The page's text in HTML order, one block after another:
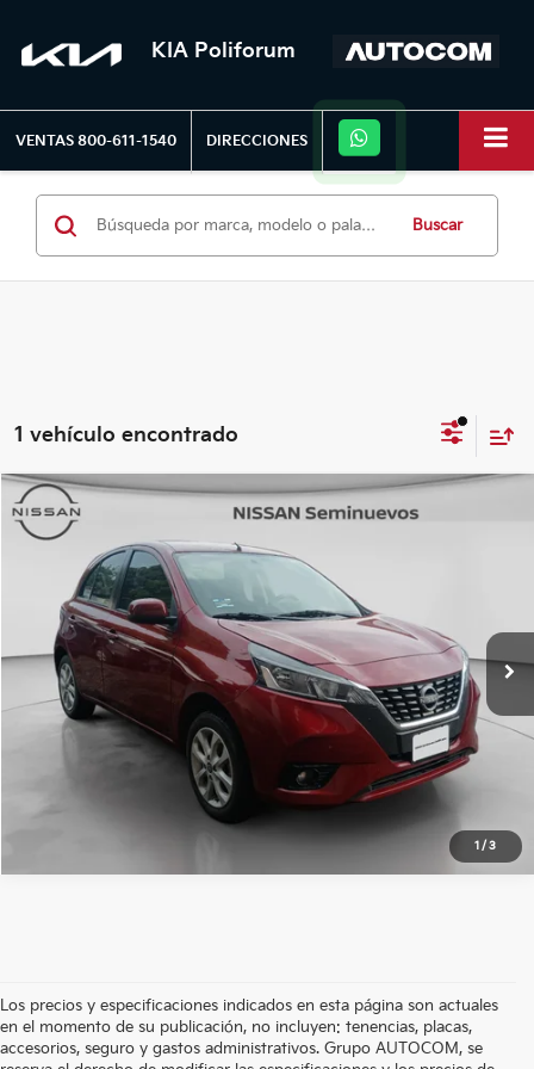
KIA Poliforum
VENTAS 800-611-1540 DIRECCIONES
Buscar
1 vehículo encontrado
1 / 3
2023Nissan MARCH ADVANCE TM 23
Nissan Autocom Zamora
3N1CK3CE6PL231081 Valores: 481387
Reservado 36,506 km Ext. Int.
Precio:
OBTÉN UNA COTIZACIÓN
OBTÉN FINANCIAMIENTO
CLICK TO CALL
Comparar vehículo
Los precios y especificaciones indicados en esta página son actuales
en el momento de su publicación, no incluyen: tenencias, placas,
accesorios, seguro y gastos administrativos. Grupo AUTOCOM, se